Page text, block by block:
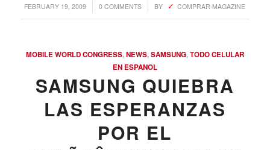
FEBRUARY 19, 2009
/ 0 COMMENTS
/ BY COMPRAR MAGAZINE
MOBILE WORLD CONGRESS,NEWS,SAMSUNG,TODO CELULAR
EN ESPANOL
SAMSUNG QUIEBRA
LAS ESPERANZAS
POR EL